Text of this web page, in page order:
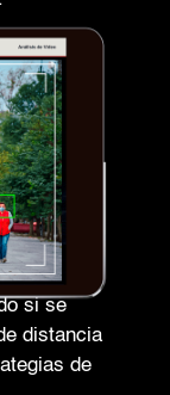
y la
de
sus
no esté
o
de
si se
distancia
de